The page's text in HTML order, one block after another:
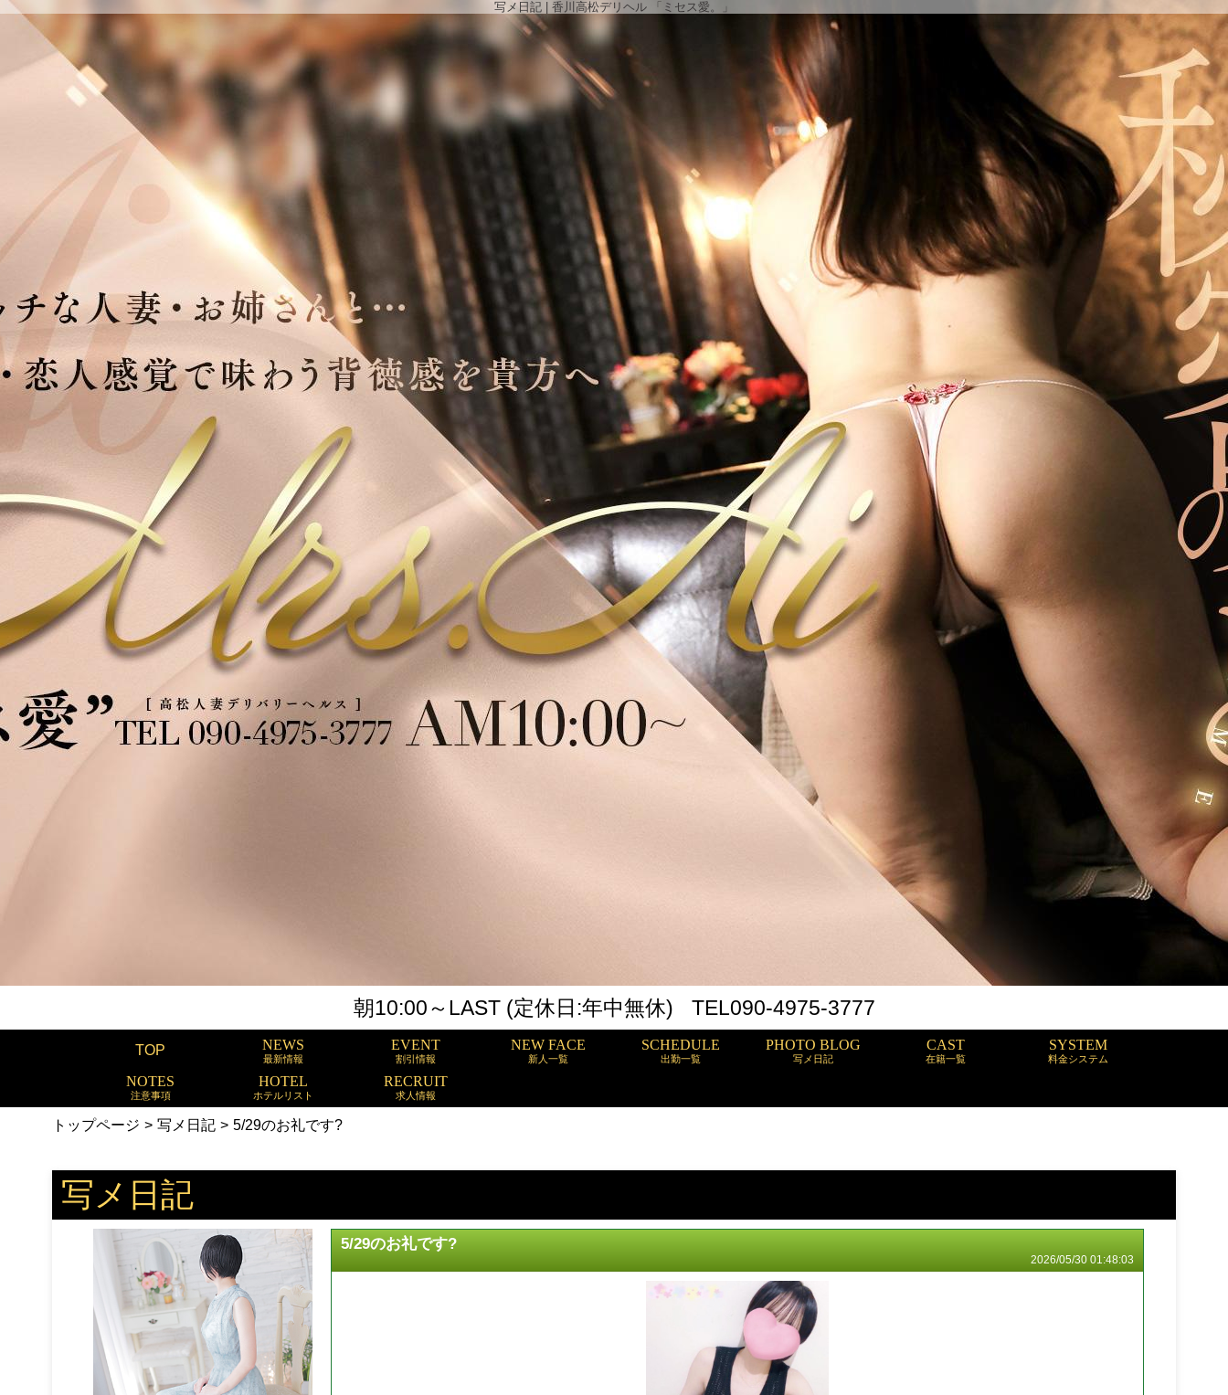
写メ日記 | 香川高松デリヘル 「ミセス愛。」
朝10:00～LAST(定休日:年中無休) TEL090-4975-3777
TOP NEWS
最新情報
EVENT
割引情報
NEW FACE
新人一覧
SCHEDULE
出勤一覧
PHOTO BLOG
写メ日記
CAST
在籍一覧
SYSTEM
料金システム
NOTES
注意事項
HOTEL
ホテルリスト
RECRUIT
求人情報
トップページ 写メ日記 5/29のお礼です?
写メ日記
5/29のお礼です?
2026/05/30 01:48:03